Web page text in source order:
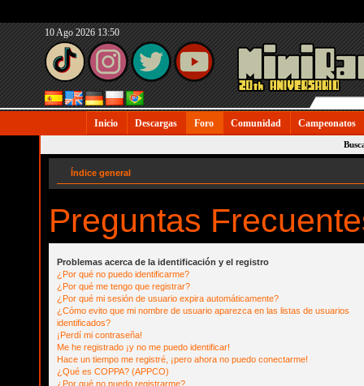
10 Ago 2026 13:50
Inicio Descargas Foro Comunidad Campeonatos
Índice general
Preguntas
Problemas acerca de la identificación y el registro
¿Por qué no puedo identificarme?
¿Por qué me tengo que registrar?
¿Por qué mi sesión de usuario expira automáticamente?
¿Cómo evito que mi nombre de usuario aparezca en las listas de usuarios
identificados?
¡Perdí mi contraseña!
Me he registrado ¡y no me puedo identificar!
Hace un tiempo me registré, ¡pero ahora no puedo conectarme!
¿Qué es COPPA? (APPCO)
¿Por qué no puedo registrarme?